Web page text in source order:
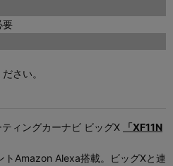
要
さい。
ィングカーナビ ビッグX
「XF11N
トAmazon Alexa搭載。ビッグXと連